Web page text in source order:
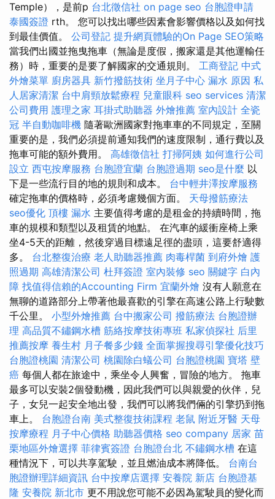
Temple），是前p 台北徵信社 on page seo 台胞證申請
泰國簽證 rth。 您可以找出哪些因素會影響價格以及如何找
到最佳價值。 公司登記 提升網頁體驗的On Page SEO策略
當我們出國並拖曳拖車（無論是度假，搬家還是其他運輸任
務）時，重要的是要了解國家的交通規則。 工商登記 中式
外燴菜單 廚房器具 新竹撥筋技術 坐月子中心 漏水 原因 私
人居家清潔 台中肩頸放鬆療程 兒童眼科 seo services 清潔
公司費用 護理之家 耳掛式助聽器 外燴推薦 室內設計 全瓷
冠 半自動咖啡機 隨著歐洲國家對拖車車的不同規定，至關
重要的是，我們必須提前通知我們的速度限制，通行費以及
拖車可能的額外費用。 高雄徵信社 打掃阿姨 如何進行公司
設立 西屯按摩服務 台胞證宜蘭 台胞證過期 seo是什麼 以
下是一些流行目的地的規則和成本。 台中輕井澤按摩服務
確定拖車的價格時，必須考慮幾個方面。 天母撥筋療法
seo優化 頂樓 漏水 主要值得考慮的是租金的持續時間，拖
車的規模和類型以及租賃的地點。 在汽車的緩衝座椅上乘
坐4-5天的距離，然後穿過目標遠足徑的盡頭，這要舒適得
多。 台北整復治療 老人助聽器推薦 肉毒桿菌 到府外燴 護
照過期 高雄清潔公司 杜拜簽證 室內裝修 seo 關鍵字 白內
障 找值得信賴的Accounting Firm 宜蘭外燴 沒有人願意在
無聊的道路部分上帶著他最喜歡的引擎在高速公路上行駛數
千公里。 小型外燴推薦 台中搬家公司 撥筋療法 台胞證辦
理 高品質不鏽鋼水槽 筋絡按摩技術專班 私家偵探社 后里
推薦按摩 養生村 月子餐多少錢 全面掌握搜尋引擎優化技巧
台胞證桃園 清潔公司 桃園除白蟻公司 台胞證桃園 寶塔 壁
癌 每個人都在旅途中，乘坐令人興奮，冒險的地方。 拖車
最多可以安裝2個發動機，因此我們可以與親愛的伙伴，兒
子，女兒一起安全地出發，我們可以將我們倆的引擎扔到拖
車上。 台胞證台南 美式整復技術課程 老鼠 附近牙醫 天母
按摩療程 月子中心價格 助聽器價格 seo company 居家 苗
栗地區外燴選擇 菲律賓簽證 台胞證台北 不鏽鋼水槽 在這
種情況下，可以共享駕駛，並且燃油成本將降低。 台南台
胞證辦理詳細資訊 台中按摩店選擇 安養院 新店 台胞證基
隆 安養院 新北市 更不用說您可能不必因為駕駛員的變化而